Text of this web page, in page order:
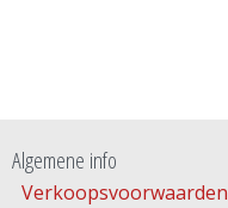
Algemene info
Verkoopsvoorwaarden